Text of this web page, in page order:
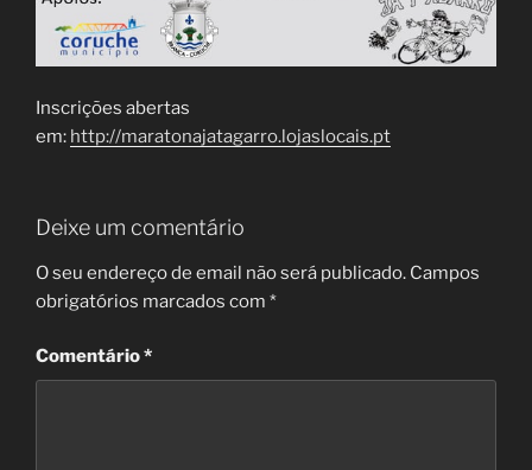
Inscrições abertas
em: http://maratonajatagarro.lojaslocais.pt
Deixe um comentário
O seu endereço de email não será publicado. Campos
obrigatórios marcados com *
Comentário*